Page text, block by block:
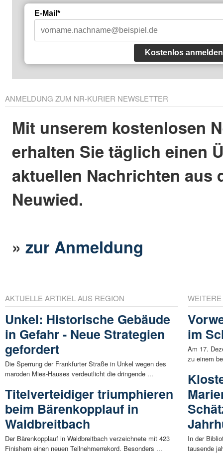
E-Mail*
Kostenlos anmelden
ANMELDUNG ZUM NR-KURIER NEWSLETTER
Mit unserem kostenlosen
erhalten Sie täglich einen
aktuellen Nachrichten aus
Neuwied.
»zur Anmeldung
AKTUELLE ARTIKEL AUS REGION
Unkel: Historische Gebäude
in Gefahr - Neue Strategien
gefordert
Die Sperrung der Frankfurter Straße in Unkel wegen des
maroden Mies-Hauses verdeutlicht die dringende ...
Titelverteidiger triumphieren
beim Bärenkopplauf in
Waldbreitbach
Der Bärenkopplauf in Waldbreitbach verzeichnete mit 423
Finishern einen neuen Teilnehmerrekord. Besonders ...
im
Am 17.
zu einem
In der
tausende